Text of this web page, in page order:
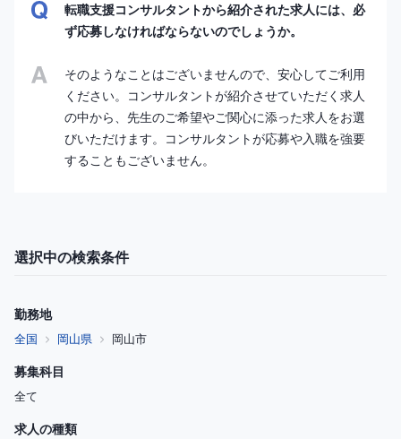
転職支援コンサルタントから紹介された求人には、必
ず応募しなければならないのでしょうか。
そのようなことはございませんので、安心してご利用
ください。コンサルタントが紹介させていただく求人
の中から、先生のご希望やご関心に添った求人をお選
びいただけます。コンサルタントが応募や入職を強要
することもございません。
選択中の検索条件
勤務地
全国 岡山県 岡山市
募集科目
全て
求人の種類